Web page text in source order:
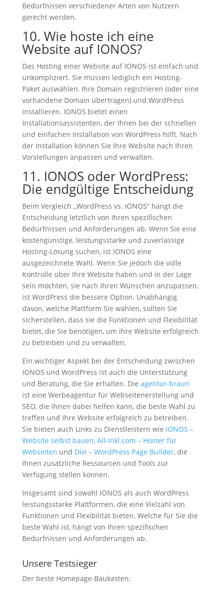
Bedürfnissen verschiedener Arten von Nutzern
gerecht werden.
10. Wie hoste ich eine
Website auf IONOS?
Das Hosting einer Website auf IONOS ist einfach und
unkompliziert. Sie müssen lediglich ein Hosting-
Paket auswählen, Ihre Domain registrieren (oder eine
vorhandene Domain übertragen) und WordPress
installieren. IONOS bietet einen
Installationsassistenten, der Ihnen bei der schnellen
und einfachen Installation von WordPress hilft. Nach
der Installation können Sie Ihre Website nach Ihren
Vorstellungen anpassen und verwalten.
11. IONOS oder WordPress:
Die endgültige Entscheidung
Beim Vergleich „WordPress vs. IONOS“ hängt die
Entscheidung letztlich von Ihren spezifischen
Bedürfnissen und Anforderungen ab. Wenn Sie eine
kostengünstige, leistungsstarke und zuverlässige
Hosting-Lösung suchen, ist IONOS eine
ausgezeichnete Wahl. Wenn Sie jedoch die volle
Kontrolle über Ihre Website haben und in der Lage
sein möchten, sie nach Ihren Wünschen anzupassen,
ist WordPress die bessere Option. Unabhängig
davon, welche Plattform Sie wählen, sollten Sie
sicherstellen, dass sie die Funktionen und Flexibilität
bietet, die Sie benötigen, um Ihre Website erfolgreich
zu betreiben und zu verwalten.
Ein wichtiger Aspekt bei der Entscheidung zwischen
IONOS und WordPress ist auch die Unterstützung
und Beratung, die Sie erhalten. Die agentur-braun
ist eine Werbeagentur für Webseitenerstellung und
SEO, die Ihnen dabei helfen kann, die beste Wahl zu
treffen und Ihre Website erfolgreich zu betreiben.
Sie bieten auch Links zu Dienstleistern wie IONOS –
Website selbst bauen, All-Inkl.com – Hoster für
Webseiten und Divi – WordPress Page Builder, die
Ihnen zusätzliche Ressourcen und Tools zur
Verfügung stellen können.
Insgesamt sind sowohl IONOS als auch WordPress
leistungsstarke Plattformen, die eine Vielzahl von
Funktionen und Flexibilität bieten. Welche für Sie die
beste Wahl ist, hängt von Ihren spezifischen
Bedürfnissen und Anforderungen ab.
Unsere Testsieger
Der beste Homepage-Baukasten: